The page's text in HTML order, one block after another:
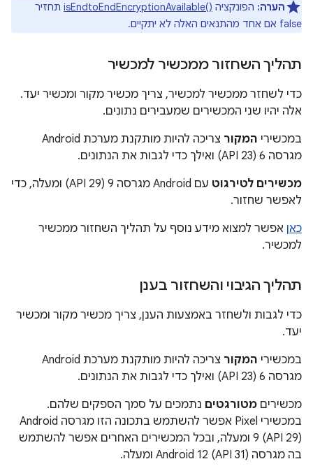
הערה: הפונקציה isEndtoEndEncryptionAvailable()‎ תחזיר
false אם אחד מהתנאים האלה לא יתקיים.
תהליך השחזור ממכשיר למכשיר
כדי לשחזר ממכשיר למכשיר, צריך מכשיר מקור ומכשיר יעד.
אלה יהיו שני המכשירים שמעבירים נתונים.
במכשירי המקור
צריכה להיות מותקנת מערכת Android
מגרסה 6 (API 23) ואילך כדי לגבות את הנתונים.
מכשירים לטירגוט
עם Android מגרסה 9 (API 29) ומעלה, כדי
לאפשר שחזור.
כאן אפשר למצוא מידע נוסף על תהליך השחזור ממכשיר
למכשיר.
תהליך הגיבוי והשחזור בענן
כדי לגבות ולשחזר באמצעות הענן, צריך מכשיר מקור ומכשיר
יעד.
במכשירי המקור
צריכה להיות מותקנת מערכת Android
מגרסה 6 (API 23) ואילך כדי לגבות את הנתונים.
מכשירים מטורגטים נתמכים על סמך הספקים שלהם.
במכשירי Pixel אפשר להשתמש בתכונה הזו מגרסה Android
9 (API 29) ומעלה, ובכל המכשירים האחרים אפשר להשתמש
בה מגרסה Android 12 (API 31) ומעלה.